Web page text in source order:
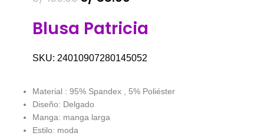
Blusa Patricia
SKU: 24010907280145052
Material : 95% Spandex , 5% Poliéster
Diseño: Delgado
Manga: manga larga
Estilo: moda